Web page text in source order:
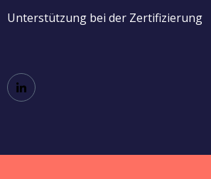
Unterstützung bei der Zertifizierung